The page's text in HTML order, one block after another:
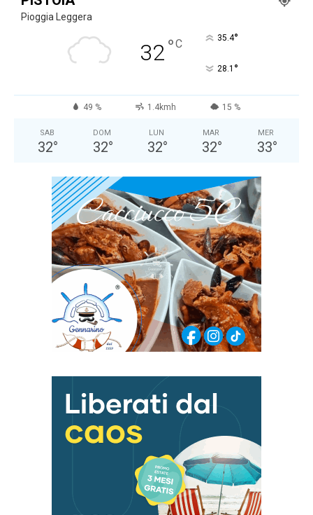
Pioggia Leggera
32°C 35.4°
28.1 °
49 % 1.4kmh 15 %
SAB
32°
DOM
32°
LUN
32°
MAR
32°
MER
33°